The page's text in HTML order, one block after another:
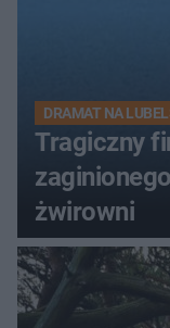
DRAMAT NA
Tragiczny
żwirowni